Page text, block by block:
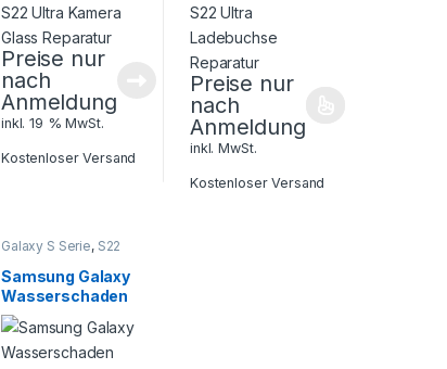
Preise nur
nach
Anmeldung
inkl. 19 % MwSt.
Kostenloser Versand
Preise nur
nach
Anmeldung
inkl. MwSt.
Kostenloser Versand
Galaxy S Serie, S22
,
Smartphone
Reparatur
Samsung Galaxy
Wasserschaden
Reparatur